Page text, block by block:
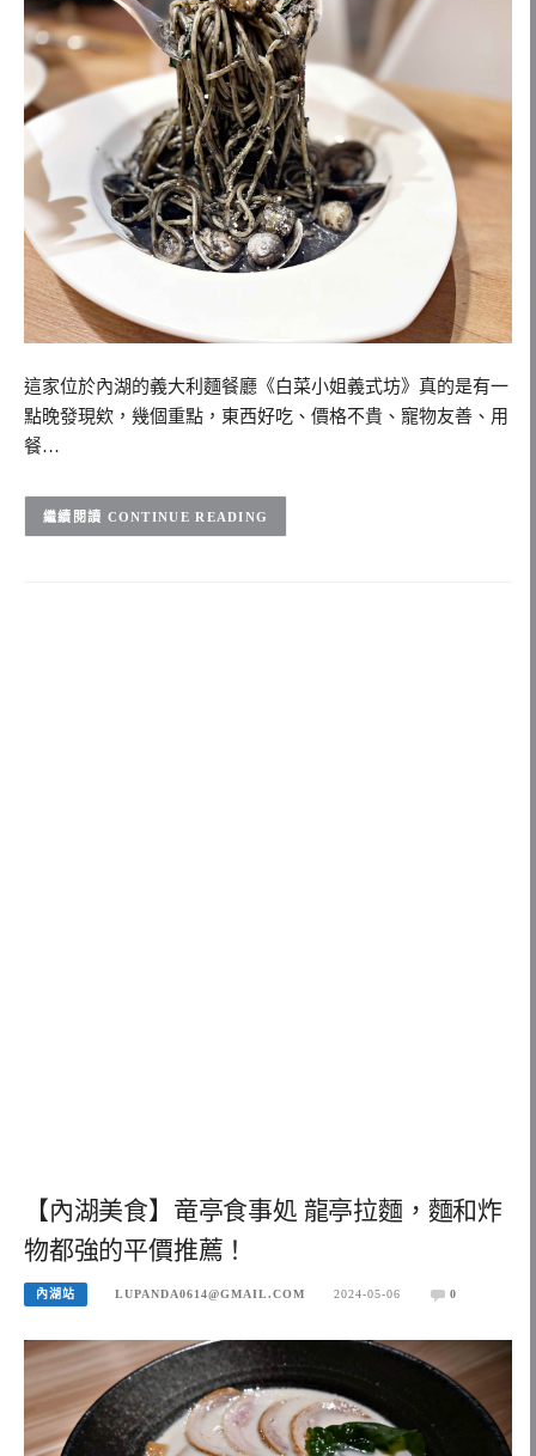
這家位於內湖的義大利麵餐廳《白菜小姐義式坊》真的是有一
點晚發現欸，幾個重點，東西好吃、價格不貴、寵物友善、用
餐…
CONTINUE READING
【內湖美食】竜亭食事処 龍亭拉麵，麵和炸
物都強的平價推薦！
內湖站 LUPANDA0614@GMAIL.COM 2024-05-06 0